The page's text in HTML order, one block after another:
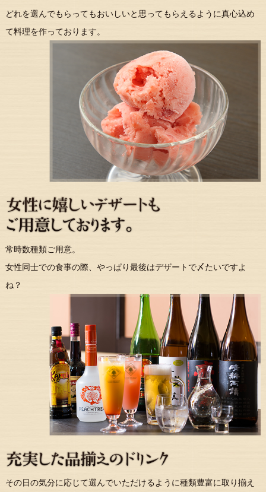
どれを選んでもらってもおいしいと思ってもらえるように真心込め
て料理を作っております。
常時数種類ご用意。
女性同士での食事の際、やっぱり最後はデザートで〆たいですよ
ね？
その日の気分に応じて選んでいただけるように種類豊富に取り揃え